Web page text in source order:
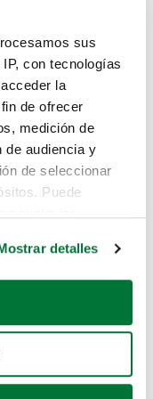
sus
con tecnologías
la
de ofrecer
medición de
de audiencia y
de seleccionar
Puede
geográfica
activamente
(huellas
detalles
como
aquí.
estás